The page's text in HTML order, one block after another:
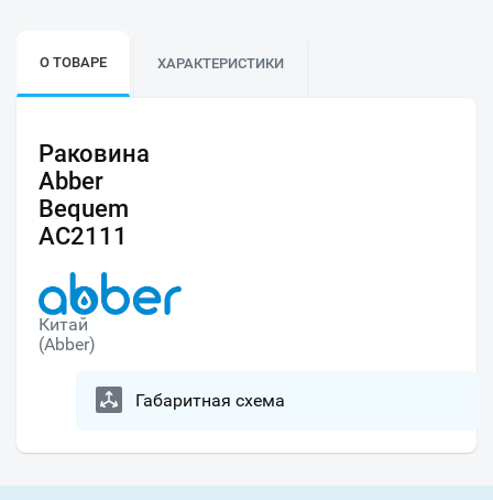
О ТОВАРЕ ХАРАКТЕРИСТИКИ
Раковина
Abber
Bequem
AC2111
Китай
(Abber)
Габаритная схема